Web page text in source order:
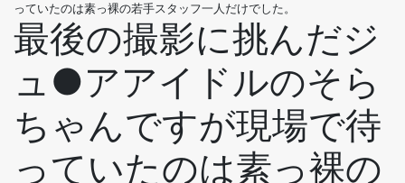
っていたのは素っ裸の若手スタッフ一人だけでした。
最後の撮影に挑んだジ
ュ●アアイドルのそら
ちゃんですが現場で待
っていたのは素っ裸の